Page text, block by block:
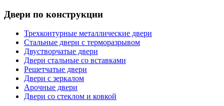
Двери по конструкции
Трехконтурные металлические двери
Стальные двери с терморазрывом
Двустворчатые двери
Двери стальные со вставками
Решетчатые двери
Двери с зеркалом
Арочные двери
Двери со стеклом и ковкой